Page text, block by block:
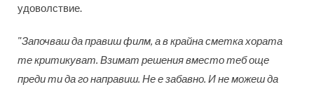
удоволствие.
"Започваш да правиш филм, а в крайна сметка хората
те критикуват. Взимат решения вместо теб още
преди ти да го направиш. Не е забавно. И не можеш да